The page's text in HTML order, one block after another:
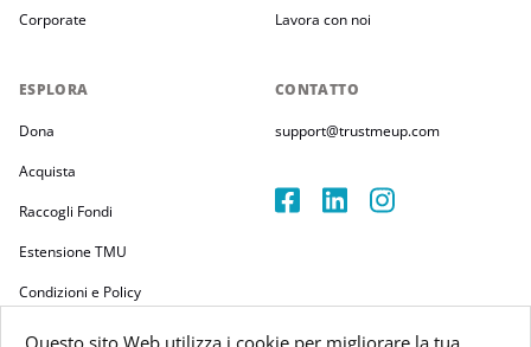
Corporate
ESPLORA
Dona
Acquista
Raccogli Fondi
Estensione TMU
Condizioni e Policy
Lavora con noi
CONTATTO
support@trustmeup.com